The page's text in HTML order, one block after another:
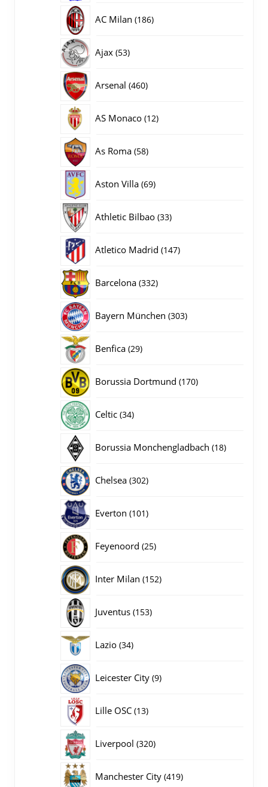
AC Milan 186186
Ajax 5353
Arsenal 460460
AS Monaco 1212
As Roma 5858
Aston Villa 6969
Athletic Bilbao 3333
Atletico Madrid 147147
Barcelona 332332
Bayern München 303303
Benfica 2929
Borussia Dortmund 170170
Celtic 3434
Borussia Monchengladbach 1818
Chelsea 302302
Everton 101101
Feyenoord 2525
Inter Milan 152152
Juventus 153153
Lazio 3434
Leicester City 99
Lille OSC 1313
Liverpool 320320
Manchester City 419419